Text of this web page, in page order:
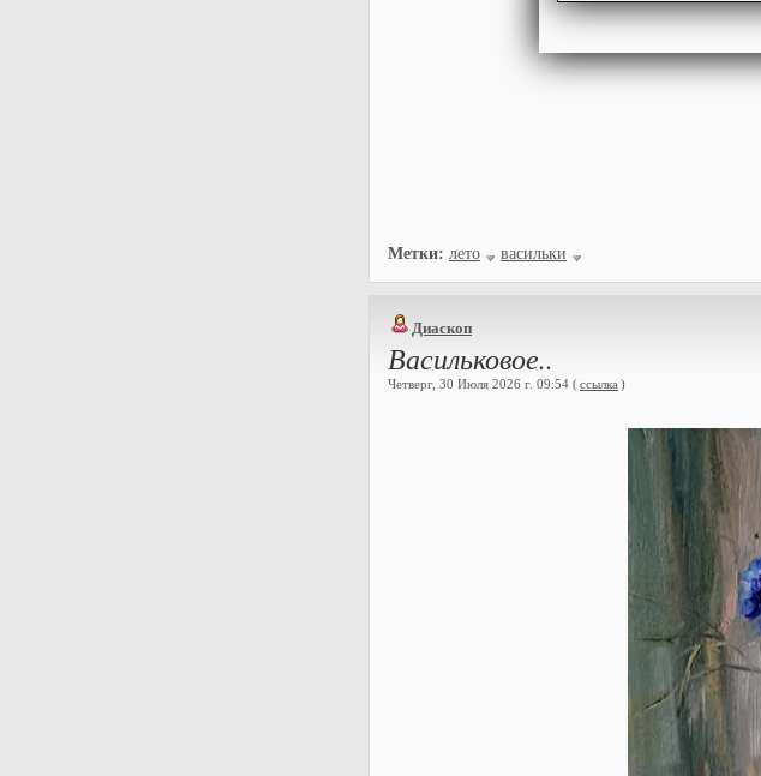
Метки: лето васильки
Диаскоп
Васильковое..
Четверг, 30 Июля 2026 г. 09:54 (ссылка )